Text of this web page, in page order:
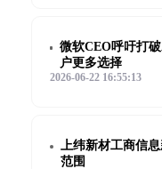
微软CEO呼吁打
户更多选择
2026-06-22 16:55:13
上纬新材工商信
范围